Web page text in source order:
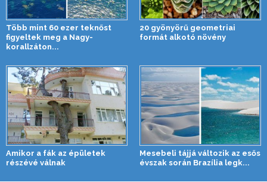
Több mint 60 ezer teknőst
figyeltek meg a Nagy-
korallzáton...
20 gyönyörű geometriai
formát alkotó növény
Amikor a fák az épületek
részévé válnak
Mesebeli tájjá változik az esős
évszak során Brazília legk...